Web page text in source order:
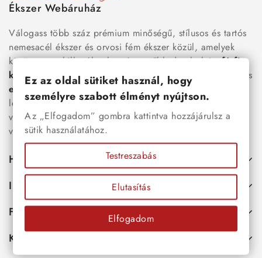
Ékszer Webáruház
Válogass több száz prémium minőségű, stílusos és tartós
nemesacél ékszer és orvosi fém ékszer közül, amelyek
között megtalálhatók a legnépszerűbb darabok is:férfi
karkötők
, női nyakláncok , karikagyűrűk
és
esküvői kiegészítőkegyaránt. Webáruházunkban a
legújabb trendeket követő, mégis időtálló ékszerek közül
választhatsz – legyen szó ajándékról, mindennapi
viseletről vagy különleges alkalmakról.
Hasznos
Információk
Fiókod
Kapcsolat
Ez az oldal sütiket használ, hogy
személyre szabott élményt nyújtson.
Az „Elfogadom” gombra kattintva hozzájárulsz a
sütik használatához.
Testreszabás
Elutasítás
Elfogadom